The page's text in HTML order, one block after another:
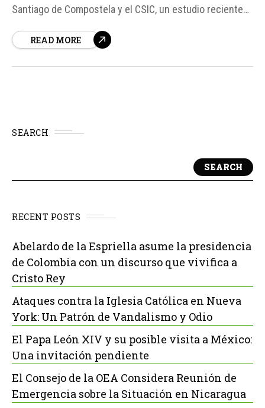
Santiago de Compostela y el CSIC, un estudio reciente
España, que cubren actualmente el 30% de la superficie
READ MORE
SEARCH
SEARCH
RECENT POSTS
Abelardo de la Espriella asume la presidencia
de Colombia con un discurso que vivifica a
Cristo Rey
Ataques contra la Iglesia Católica en Nueva
York: Un Patrón de Vandalismo y Odio
El Papa León XIV y su posible visita a México:
Una invitación pendiente
El Consejo de la OEA Considera Reunión de
Emergencia sobre la Situación en Nicaragua